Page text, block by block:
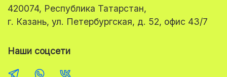
420074, Республика Татарстан,
г. Казань, ул. Петербургская, д. 52, офис 43/7
Наши соцсети